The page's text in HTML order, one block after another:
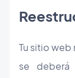
Tu sitio
se deberá